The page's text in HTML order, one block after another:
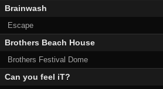
Brainwash
Escape
Brothers Beach House
Brothers Festival Dome
Can you feel iT?